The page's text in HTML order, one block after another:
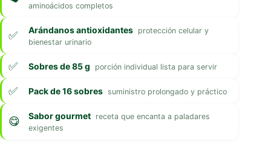
aminoácidos completos
Arándanos antioxidantes protección celular y
bienestar urinario
Sobres de 85 g porción individual lista para servir
Pack de 16 sobres suministro prolongado y práctico
Sabor gourmet receta que encanta a paladares
exigentes